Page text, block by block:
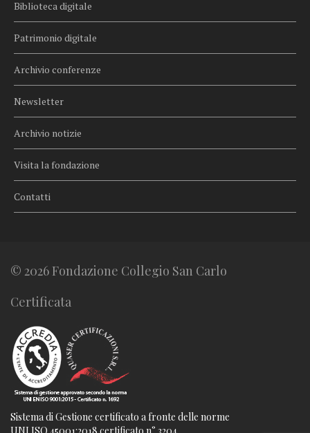
Biblioteca digitale
Patrimonio digitale
Archivio conferenze
Newsletter
Archivio notizie
Visita la fondazione
Contatti
© 2026 Fondazione Collegio San Carlo
Certificata
Sistema di Gestione certificato a fronte delle norme